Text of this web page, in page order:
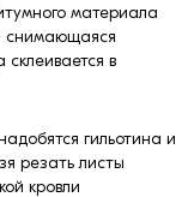
материала
снимающаяся
в
гильотина и
резать листы
кровли